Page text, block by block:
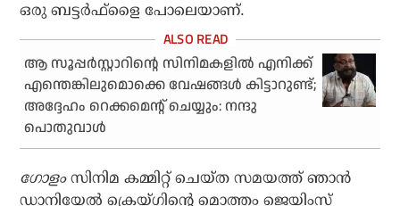
ഒരു ബട്ടര്‍ഫ്‌ളൈ പോലെയാണ്.
ആ സൂപ്പര്‍സ്റ്റാറിന്റെ സിനിമകളില്‍ എനിക്ക്
എന്തെങ്കിലുമൊക്കെ വേഷങ്ങള്‍ കിട്ടാറുണ്ട്;
അദ്ദേഹം റെക്കമെന്റ് ചെയ്യും: നന്ദു
പൊതുവാള്‍
ഗോളംസിനിമ കമ്മിറ്റ് ചെയ്ത സമയത്ത് ഞാന്‍
ഡാനിയേല്‍ ക്രെയ്ഗിന്റെ മൊത്തം ജെയിംസ്